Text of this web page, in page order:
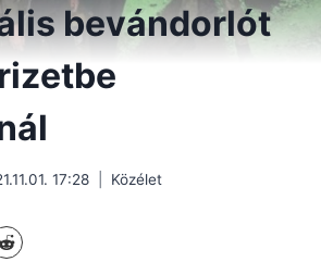
bevándorlót
17:28 Közélet